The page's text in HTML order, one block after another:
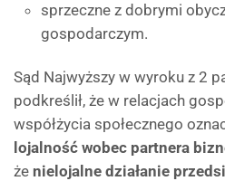
sprzeczne z dobrymi
gospodarczym.
Sąd Najwyższy w wyroku z 2
podkreślił, że w relacjach
współżycia społecznego
lojalność wobec partnera
że nielojalne działanie